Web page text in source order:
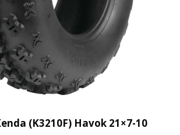
(K3210F) Havok 21×7-10